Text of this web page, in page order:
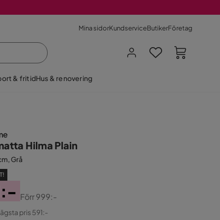
Mina sidorKundserviceButikerFöretag
& fritidHus & renovering
Hilma Plain
Grå
Förr999:-
pris 591:-